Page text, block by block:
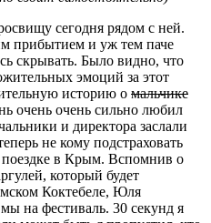
сегодня рядом с ней.
прибытием и уж тем паче
скрывать. Было видно, что
эмоций за этот
историю о мальчике
очень очень сильно любил
и директора заслали
не кому подстраховать
поездке в Крым. Вспомнив о
который будет
Коктебеле, Юля
на фестиваль. 30 секунд я